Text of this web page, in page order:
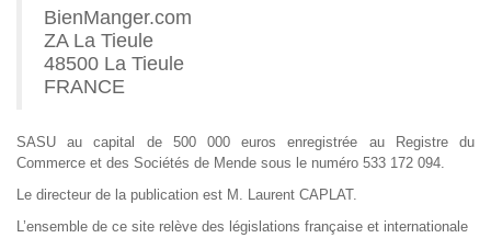
BienManger.com
ZA La Tieule
48500 La Tieule
FRANCE
SASU au capital de 500 000 euros enregistrée au Registre du
Commerce et des Sociétés de Mende sous le numéro 533 172 094.
Le directeur de la publication est M. Laurent CAPLAT.
L’ensemble de ce site relève des législations française et internationale